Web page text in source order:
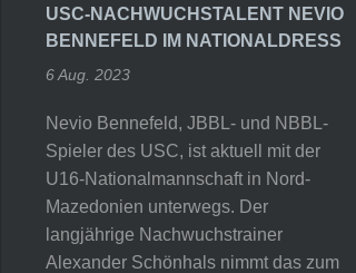
USC-NACHWUCHSTALENT NEVIO
BENNEFELD IM NATIONALDRESS
6 Aug. 2023
Nevio Bennefeld, JBBL- und NBBL-
Spieler des USC, ist aktuell mit der
U16-Nationalmannschaft in Nord-
Mazedonien unterwegs. Der
langjährige Nachwuchstrainer
Alexander Schönhals nimmt das zum